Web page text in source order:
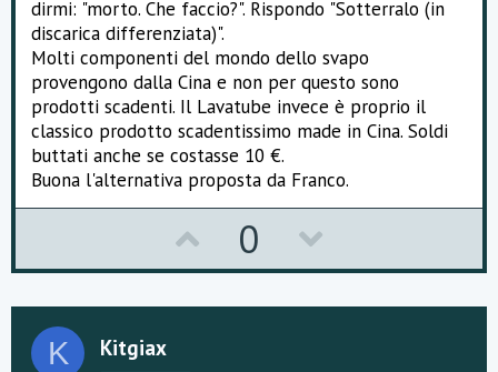
dirmi: "morto. Che faccio?". Rispondo "Sotterralo (in
discarica differenziata)".
Molti componenti del mondo dello svapo
provengono dalla Cina e non per questo sono
prodotti scadenti. Il Lavatube invece è proprio il
classico prodotto scadentissimo made in Cina. Soldi
buttati anche se costasse 10 €.
Buona l'alternativa proposta da Franco.
p
v
0
o
w
K Kitgiax